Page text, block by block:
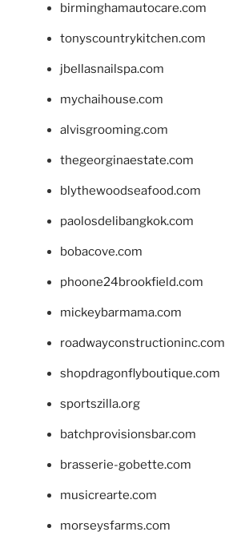
birminghamautocare.com
tonyscountrykitchen.com
jbellasnailspa.com
mychaihouse.com
alvisgrooming.com
thegeorginaestate.com
blythewoodseafood.com
paolosdelibangkok.com
bobacove.com
phoone24brookfield.com
mickeybarmama.com
roadwayconstructioninc.com
shopdragonflyboutique.com
sportszilla.org
batchprovisionsbar.com
brasserie-gobette.com
musicrearte.com
morseysfarms.com